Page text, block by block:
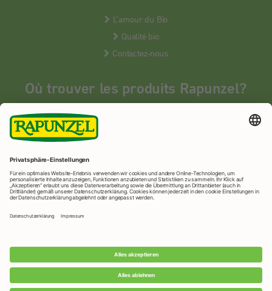
L’amour du Bio
Qualité bio
Contactez-nous
Où trouver les produits Rapunzel?
Les produits Rapunzel sont vendus en France uniquement dans les
MAGASINS BIOS